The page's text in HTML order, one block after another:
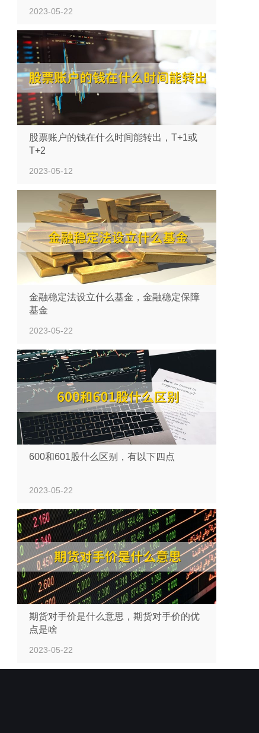
2023-05-22
股票账户的钱在什么时间能转出，T+1或
T+2
2023-05-12
金融稳定法设立什么基金，金融稳定保障
基金
2023-05-22
600和601股什么区别，有以下四点
2023-05-22
期货对手价是什么意思，期货对手价的优
点是啥
2023-05-22